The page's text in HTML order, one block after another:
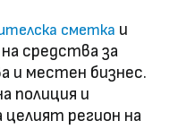
сметка и
средства за
и местен бизнес.
полиция и
регион на